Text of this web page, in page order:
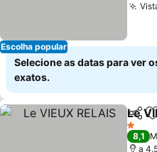
Escolha popular
Selecione as datas para ver
exatos.
Le
1
8,1
a